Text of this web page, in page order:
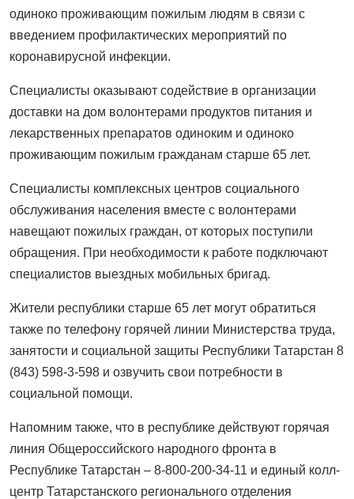
одиноко проживающим пожилым людям в связи с
введением профилактических мероприятий по
коронавирусной инфекции.
Специалисты оказывают содействие в организации
доставки на дом волонтерами продуктов питания и
лекарственных препаратов одиноким и одиноко
проживающим пожилым гражданам старше 65 лет.
Специалисты комплексных центров социального
обслуживания населения вместе с волонтерами
навещают пожилых граждан, от которых поступили
обращения. При необходимости к работе подключают
специалистов выездных мобильных бригад.
Жители республики старше 65 лет могут обратиться
также по телефону горячей линии Министерства труда,
занятости и социальной защиты Республики Татарстан 8
(843) 598-3-598 и озвучить свои потребности в
социальной помощи.
Напомним также, что в республике действуют горячая
линия Общероссийского народного фронта в
Республике Татарстан – 8-800-200-34-11 и единый колл-
центр Татарстанского регионального отделения